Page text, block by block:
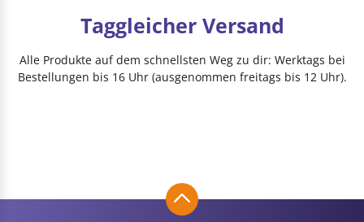
Taggleicher Versand
Alle Produkte auf dem schnellsten Weg zu dir: Werktags bei
Bestellungen bis 16 Uhr (ausgenommen freitags bis 12 Uhr).